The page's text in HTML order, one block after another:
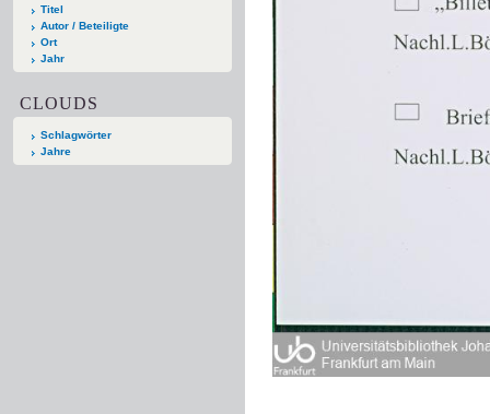
Titel
Autor / Beteiligte
Ort
Jahr
CLOUDS
Schlagwörter
Jahre